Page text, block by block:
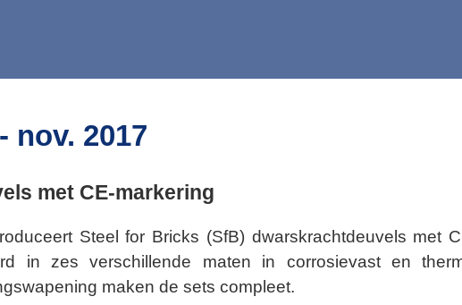
nov. 2017
met CE-markering
Steel for Bricks (SfB) dwarskrachtdeuvels met
in zes verschillende maten in corrosievast en
maken de sets compleet.